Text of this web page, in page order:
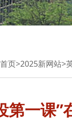
首页>2025新网站>
一课”